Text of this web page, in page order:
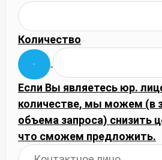
Количество
Если Вы являетесь юр.
количестве, мы можем (в
объема запроса) снизить
что сможем предложить.